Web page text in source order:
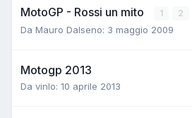
MotoGP - Rossi un mito 1 2
Da Mauro Dalseno: 3 maggio 2009
Motogp 2013
Da vinlo: 10 aprile 2013